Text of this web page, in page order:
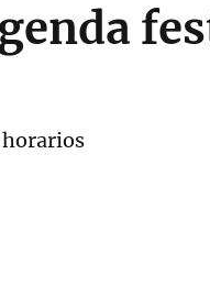
horarios